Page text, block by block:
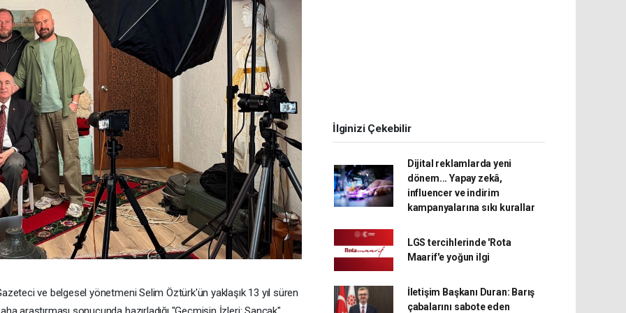
ve belgesel yönetmeni Selim Öztürk'ün yaklaşık 13 yıl süren
İlginizi Çekebilir
Dijital reklamlarda yeni
dönem... Yapay zekâ,
influencer ve indirim
kampanyalarına sıkı kurallar
LGS tercihlerinde 'Rota
Maarif'e yoğun ilgi
İletişim Başkanı Duran: Barış
çabalarını sabote eden